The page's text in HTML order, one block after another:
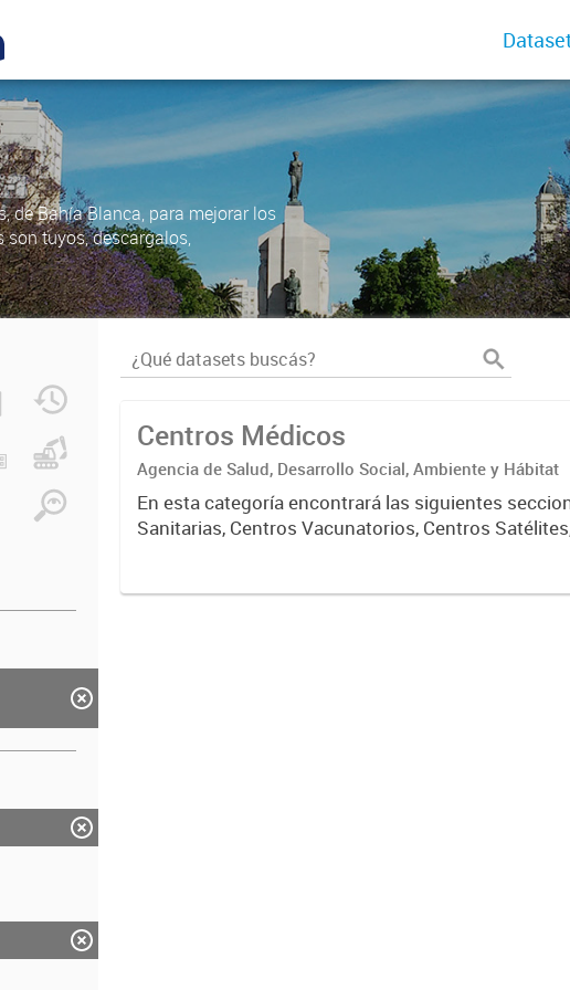
de Bahía Blanca, para mejorar los
son tuyos, descargalos,
Centros Médicos
Agencia de Salud, Desarrollo Social, Ambiente y Hábitat
En esta categoría encontrará las siguientes
Sanitarias, Centros Vacunatorios, Centros